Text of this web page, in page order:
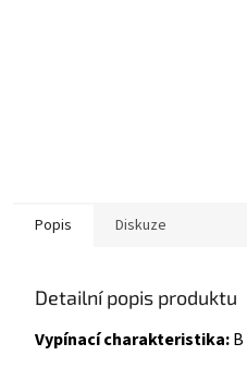
Popis Diskuze
Detailní popis produktu
Vypínací charakteristika:B